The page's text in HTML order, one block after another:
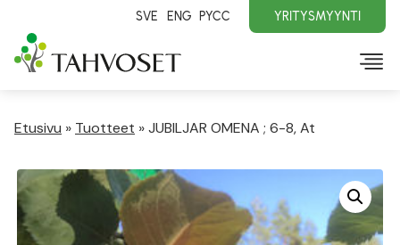
SVE ENG PYCC YRITYSMYYNTI
Etusivu » Tuotteet »JUBILJAR OMENA ; 6-8, At